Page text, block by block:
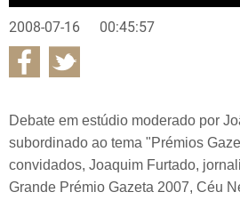
2008-07-16 00:45:57
Debate em estúdio moderado por
subordinado ao tema "Prémios
convidados, Joaquim Furtado,
Grande Prémio Gazeta 2007, Céu